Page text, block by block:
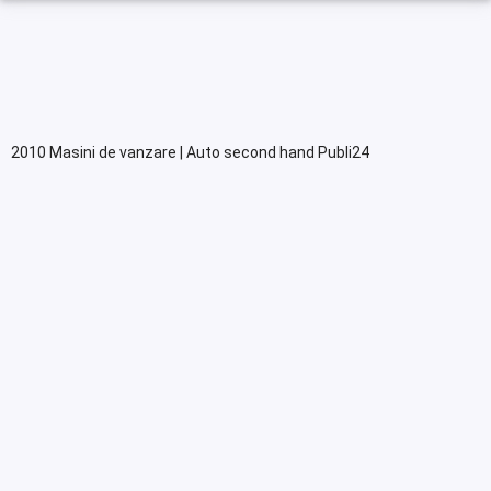
2010 Masini de vanzare | Auto second hand Publi24